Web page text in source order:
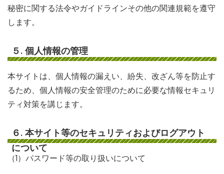
秘密に関する法令やガイドラインその他の関連規範を遵守
します。
５. 個人情報の管理
本サイトは、個人情報の漏えい、紛失、改ざん等を防止す
るため、個人情報の安全管理のために必要な情報セキュリ
ティ対策を講じます。
６. 本サイト等のセキュリティおよびログアウト
について
（1）パスワード等の取り扱いについて